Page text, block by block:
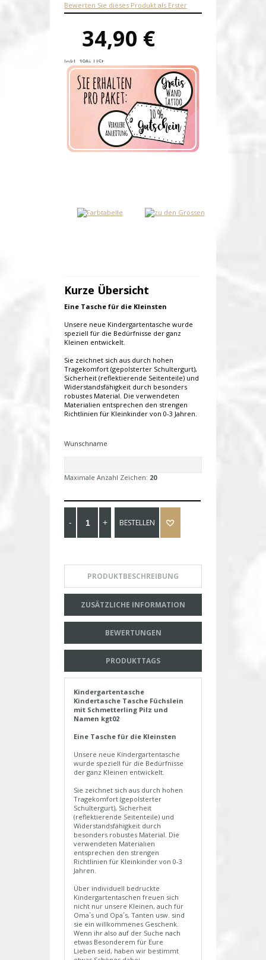
Bewerten Sie dieses Produkt als Erster
34,90 €
Inkl. 19% USt.
Versandkosten
Produktnummer:kgt02-E
Verfügbarkeit:Auf Lager
Lieferzeit: 1-2 Werktage
Kurze Übersicht
Eine Tasche für die Kleinsten
Unsere neue Kindergartentasche wurde
speziell für die Bedürfnisse der ganz
Kleinen entwickelt.
Sie zeichnet sich aus durch hohen
Tragekomfort (gepolsterter Schultergurt),
Sicherheit (reflektierende Seitenteile) und
Widerstandsfähigkeit durch besonders
robustes Material. Die verwendeten
Materialien entsprechen den strengen
Richtlinien für Kleinkinder von 0-3 Jahren.
Wunschname
Maximale Anzahl Zeichen: 20
BESTELLEN
PRODUKTBESCHREIBUNG
ZUSÄTZLICHE INFORMATION
BEWERTUNGEN
PRODUKTTAGS
Kindergartentasche
Kindertasche Tasche Füchslein
mit Schmetterling Pilz und
Namen kgt02
Eine Tasche für die Kleinsten
Unsere neue Kindergartentasche
wurde speziell für die Bedürfnisse
der ganz Kleinen entwickelt.
Sie zeichnet sich aus durch hohen
Tragekomfort (gepolsterter
Schultergurt), Sicherheit
(reflektierende Seitenteile) und
Widerstandsfähigkeit durch
besonders robustes Material. Die
verwendeten Materialien
entsprechen den strengen
Richtlinien für Kleinkinder von 0-3
Jahren.
Über individuell bedruckte
Kindergartentaschen freuen sich
nicht nur unsere Kleinen, auch für
Oma´s und Opa´s, Tanten usw. sind
sie ein willkommenes Geschenk.
Wenn ihr also auf der Suche nach
etwas Besonderem für Eure
Lieben seid, haben wir bestimmt